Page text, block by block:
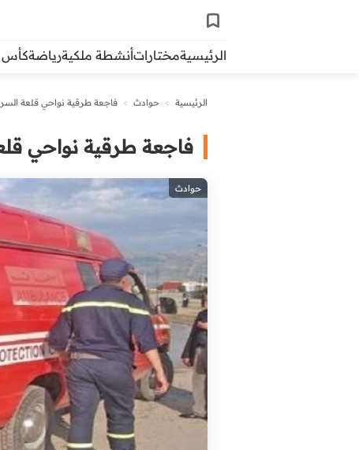
الرئيسيةمختاراتأنشطة ملكيةرياضةكأس
الرئيسية > حوادث > فاجعة طرقية نواحي قلعة
فاجعة طرقية نواحي
حوادث